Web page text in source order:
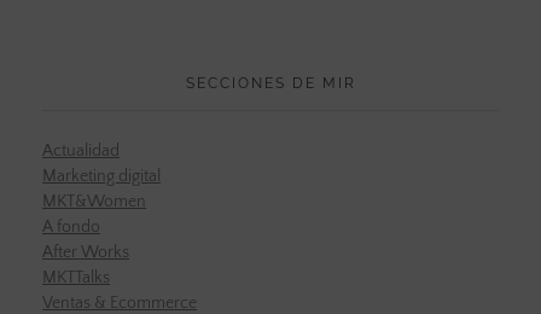
SECCIONES DE MIR
Actualidad
Marketing digital
MKT&Women
A fondo
After Works
MKTTalks
Ventas & Ecommerce